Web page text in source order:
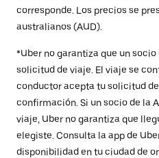
corresponde. Los precios se
australianos (AUD).
*Uber no garantiza que un
solicitud de viaje. El viaje se
conductor acepta tu solicitud
confirmación. Si un socio de la
viaje, Uber no garantiza que
elegiste. Consulta la app de
disponibilidad en tu ciudad de